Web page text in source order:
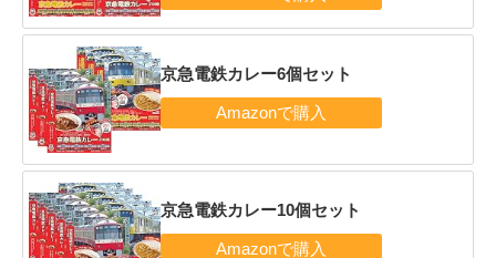
京急電鉄カレー6個セット
京急電鉄カレー10個セット